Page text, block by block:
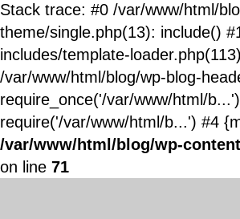
Stack trace: #0 /var/www/html/
theme/single.php(13): include()
includes/template-
/var/www/html/blog/wp-blog-
require_once('/var/www/html/
require('/var/www/html/b...') #4
/var/www/html/blog/wp-
on line 71